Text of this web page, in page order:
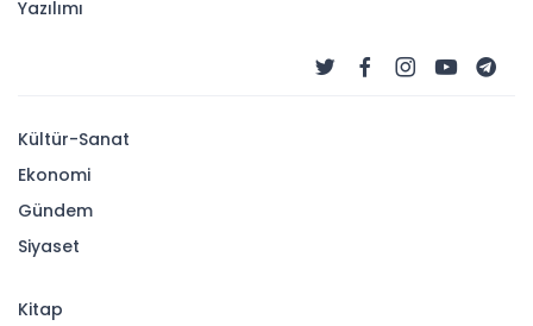
Yazılımı
Kültür-Sanat
Ekonomi
Gündem
Siyaset
Kitap